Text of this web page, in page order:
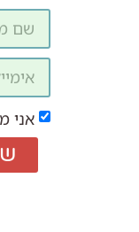
אני